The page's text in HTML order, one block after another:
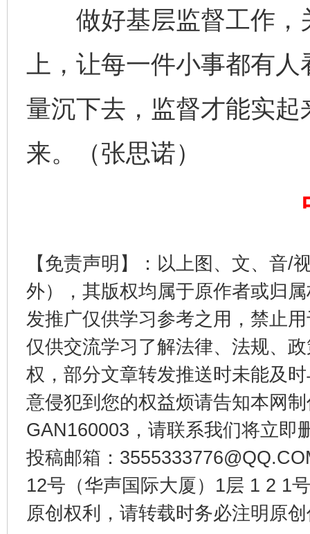
做好基层监督工作，
上，让每一件小事都有
量沉下去，监督才能实
来。（张思诺）
【免责声明】：以上图、文、音/
外），其版权均属于原作者或归
发推广仅供学习参考之用，禁止
仅供交流学习了解法律、法规、
权，部分文章转发推送时未能及
意侵犯到您的权益烦请告知本网
GAN160003，请联系我们将立即
投稿邮箱：
12号（华声国际大厦）1层 1 2 1
原创权利，请转载时务必注明原
完善运行机制助力责任有效落实 一纸欠
千年窑火 生生不息 一